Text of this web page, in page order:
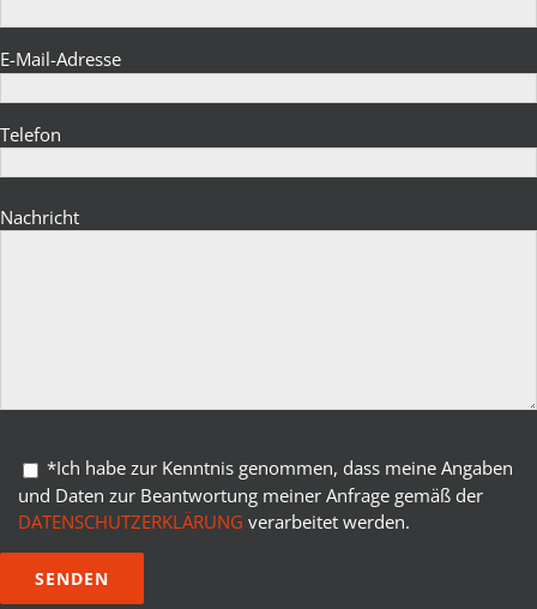
E-Mail-Adresse
Telefon
Nachricht
*Ich habe zur Kenntnis genommen, dass meine Angaben
und Daten zur Beantwortung meiner Anfrage gemäß der
DATENSCHUTZERKLÄRUNG verarbeitet werden.